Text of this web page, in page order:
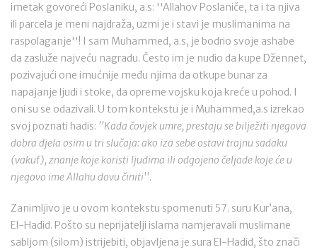
imetak govoreći Poslaniku, a.s: ''Allahov Poslaniče, ta i ta njiva
ili parcela je meni najdraža, uzmi je i stavi je muslimanima na
raspolaganje''! I sam Muhammed, a.s, je bodrio svoje ashabe
da zasluže najveću nagradu. Često im je nudio da kupe Džennet,
pozivajući one imućnije među njima da otkupe bunar za
napajanje ljudi i stoke, da opreme vojsku koja kreće u pohod. I
oni su se odazivali. U tom kontekstu je i Muhammed,a.s izrekao
svoj poznati hadis: ''Kada čovjek umre, prestaju se bilježiti njegova
dobra djela osim u tri slučaja: ako iza sebe ostavi trajnu sadaku
(vakuf), znanje koje koristi ljudima ili odgojeno čeljade koje će u
njegovo ime Allahu dovu činiti''.
Zanimljivo je u ovom kontekstu spomenuti 57. suru Kur’ana,
El-Hadid. Pošto su neprijatelji islama namjeravali muslimane
sabljom (silom) istrijebiti, objavljena je sura El-Hadid, što znači